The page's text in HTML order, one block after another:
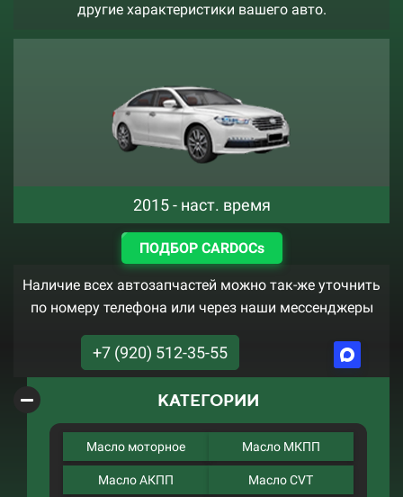
другие характеристики вашего авто.
2015 - наст. время
ПОДБОР CARDOCs
Наличие всех автозапчастей можно так-же уточнить
по номеру телефона или через наши мессенджеры
+7 (920) 512-35-55
КАТЕГОРИИ
Масло моторное Масло МКПП
Масло АКПП Масло CVT